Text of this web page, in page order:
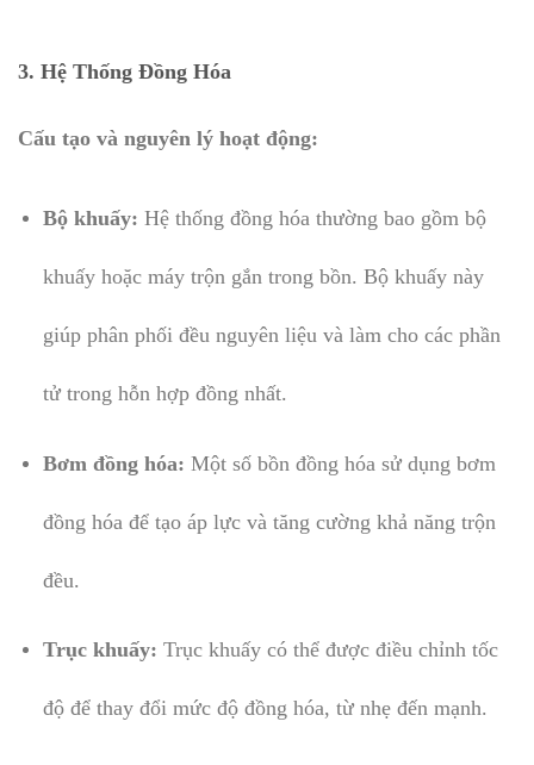
3. Hệ Thống Đồng Hóa
Cấu tạo và nguyên lý hoạt động:
Bộ khuấy: Hệ thống đồng hóa thường bao gồm bộ
khuấy hoặc máy trộn gắn trong bồn. Bộ khuấy này
giúp phân phối đều nguyên liệu và làm cho các phần
tử trong hỗn hợp đồng nhất.
Bơm đồng hóa: Một số bồn đồng hóa sử dụng bơm
đồng hóa để tạo áp lực và tăng cường khả năng trộn
đều.
Trục khuấy: Trục khuấy có thể được điều chỉnh tốc
độ để thay đổi mức độ đồng hóa, từ nhẹ đến mạnh.